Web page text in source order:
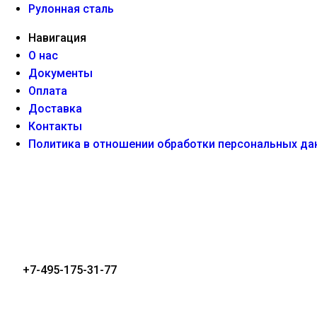
Рулонная сталь
Навигация
О нас
Документы
Оплата
Доставка
Контакты
Политика в отношении обработки персональных
+7-495-175-31-77